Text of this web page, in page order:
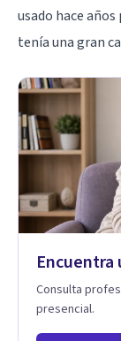
usado hace
tenía una gran
Encuentra
Consulta
presencial.